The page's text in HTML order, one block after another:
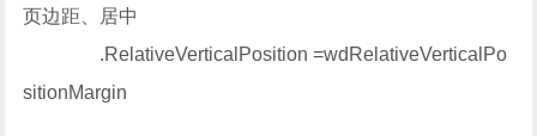
页边距、居中
.RelativeVerticalPosition =wdRelativeVerticalPo
sitionMargin